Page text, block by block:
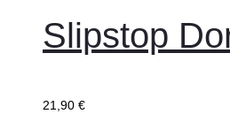
Slipstop
21,90 €